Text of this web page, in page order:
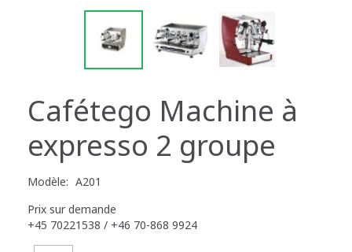
Cafétego Machine à
expresso 2 groupe
Modèle: A201
Prix sur demande
+45 70221538 / +46 70-868 9924